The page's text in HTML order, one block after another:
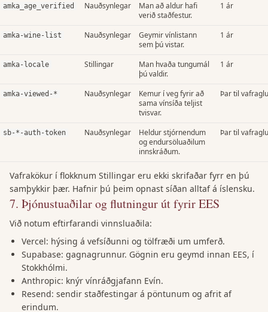
amka_age_verified Nauðsynlegar
Man að aldur hafi
verið staðfestur.
1 ár
amka-wine-list Nauðsynlegar
Geymir vínlistann
sem þú vistar.
1 ár
amka-locale Stillingar
Man hvaða tungumál
þú valdir.
1 ár
amka-viewed-* Nauðsynlegar
Kemur í veg fyrir að
sama vínsíða teljist
tvisvar.
Þar til
sb-*-auth-token Nauðsynlegar
Heldur stjórnendum
og endursöluaðilum
innskráðum.
Þar til
Vafrakökur í flokknum Stillingar eru ekki skrifaðar fyrr en þú
samþykkir þær. Hafnir þú þeim opnast síðan alltaf á íslensku.
7. Þjónustuaðilar og flutningur út fyrir EES
Við notum eftirfarandi vinnsluaðila:
Vercel: hýsing á vefsíðunni og tölfræði um umferð.
Supabase: gagnagrunnur. Gögnin eru geymd innan EES, í
Stokkhólmi.
Anthropic: knýr vínráðgjafann Evín.
Resend: sendir staðfestingar á pöntunum og afrit af
erindum.